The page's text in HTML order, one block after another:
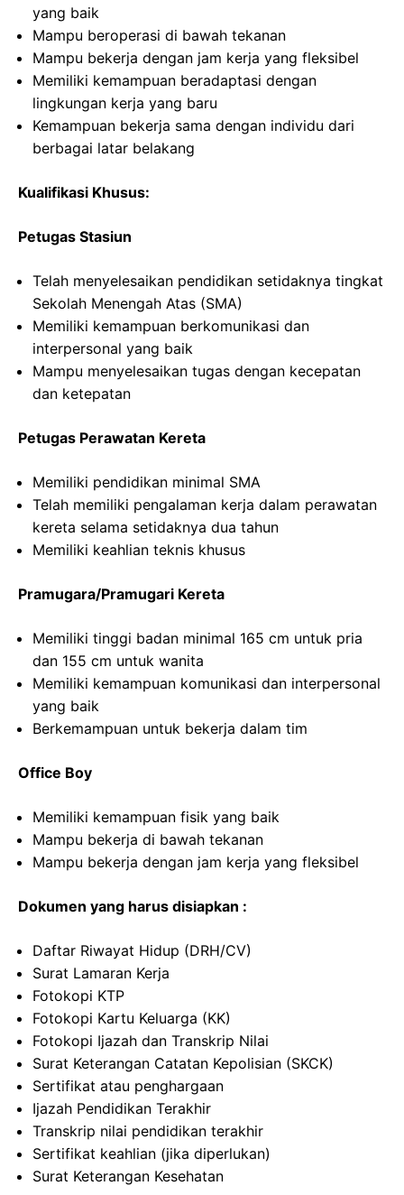
yang baik
Mampu beroperasi di bawah tekanan
Mampu bekerja dengan jam kerja yang fleksibel
Memiliki kemampuan beradaptasi dengan
lingkungan kerja yang baru
Kemampuan bekerja sama dengan individu dari
berbagai latar belakang
Kualifikasi Khusus:
Petugas Stasiun
Telah menyelesaikan pendidikan setidaknya tingkat
Sekolah Menengah Atas (SMA)
Memiliki kemampuan berkomunikasi dan
interpersonal yang baik
Mampu menyelesaikan tugas dengan kecepatan
dan ketepatan
Petugas Perawatan Kereta
Memiliki pendidikan minimal SMA
Telah memiliki pengalaman kerja dalam perawatan
kereta selama setidaknya dua tahun
Memiliki keahlian teknis khusus
Pramugara/Pramugari Kereta
Memiliki tinggi badan minimal 165 cm untuk pria
dan 155 cm untuk wanita
Memiliki kemampuan komunikasi dan interpersonal
yang baik
Berkemampuan untuk bekerja dalam tim
Office Boy
Memiliki kemampuan fisik yang baik
Mampu bekerja di bawah tekanan
Mampu bekerja dengan jam kerja yang fleksibel
Dokumen yang harus disiapkan :
Daftar Riwayat Hidup (DRH/CV)
Surat Lamaran Kerja
Fotokopi KTP
Fotokopi Kartu Keluarga (KK)
Fotokopi Ijazah dan Transkrip Nilai
Surat Keterangan Catatan Kepolisian (SKCK)
Sertifikat atau penghargaan
Ijazah Pendidikan Terakhir
Transkrip nilai pendidikan terakhir
Sertifikat keahlian (jika diperlukan)
Surat Keterangan Kesehatan